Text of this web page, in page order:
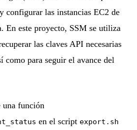
configurar las instancias EC2 de
En este proyecto, SSM se utiliza
las claves API necesarias
como para seguir el avance del
una función
en el script export.sh